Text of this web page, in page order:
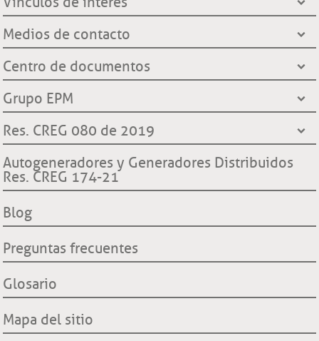
Presidencia de la República
Ministerio de Minas y Energía
Grupo EPM
Gobernación de Santander
Contraloría General de Medellín
Contraloría General de la República
Superintendencia de Servicios Públicos Domiciliarios SSP
Comisión Regulación de Energía y Gas CREG
Medios de contacto
Líneas de servicio al cliente
Oficinas de atención al cliente
Línea Transparente
Centro de documentos
Notificación por aviso
Ley de protección de datos
Transparencia y accesos a información pública
Derechos y deberes clientes y usuarios ESSA
Grupo EPM
¿Quiénes somos?
Hechos históricos
Proyecto hidroeléctrico Ituango
Filiales nacionales
Filiales internacionales
Res. CREG 080 de 2019
Declaración de cumplimiento reglas de comportamiento
Procedimientos cambio de comercializador y conexión a la
red.
Autogeneradores y Generadores Distribuidos
Res. CREG 174-21
Blog
Preguntas frecuentes
Glosario
Mapa del sitio